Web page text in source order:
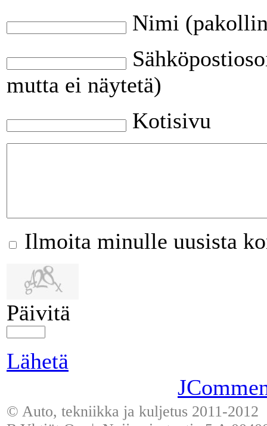
Nimi
mutta ei näytetä)
Kotisivu
Ilmoita minulle uusista
Päivitä
Lähetä
© Auto, tekniikka ja kuljetus 2011-2012